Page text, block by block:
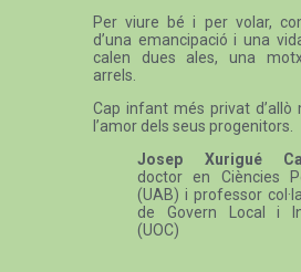
Per viure bé i per volar,
d’una emancipació i una
calen dues ales, una
arrels.
Cap infant més privat d’allò
l’amor dels seus progenitors.
Josep Xurigué
doctor en Ciències
(UAB) i professor
de Govern Local i
(UOC)